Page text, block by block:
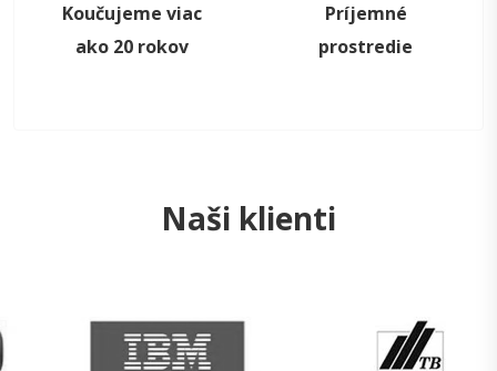
Koučujeme viac
ako 20 rokov
Príjemné
prostredie
Naši klienti